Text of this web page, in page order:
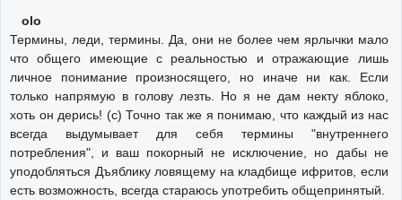
olo
Термины, леди, термины. Да, они не более чем ярлычки мало
что общего имеющие с реальностью и отражающие лишь
личное понимание произносящего, но иначе ни как. Если
только напрямую в голову лезть. Но я не дам некту яблоко,
хоть он дерись! (с) Точно так же я понимаю, что каждый из нас
всегда выдумывает для себя термины "внутреннего
потребления", и ваш покорный не исключение, но дабы не
уподобляться Дъяблику ловящему на кладбище ифритов, если
есть возможность, всегда стараюсь употребить общепринятый.